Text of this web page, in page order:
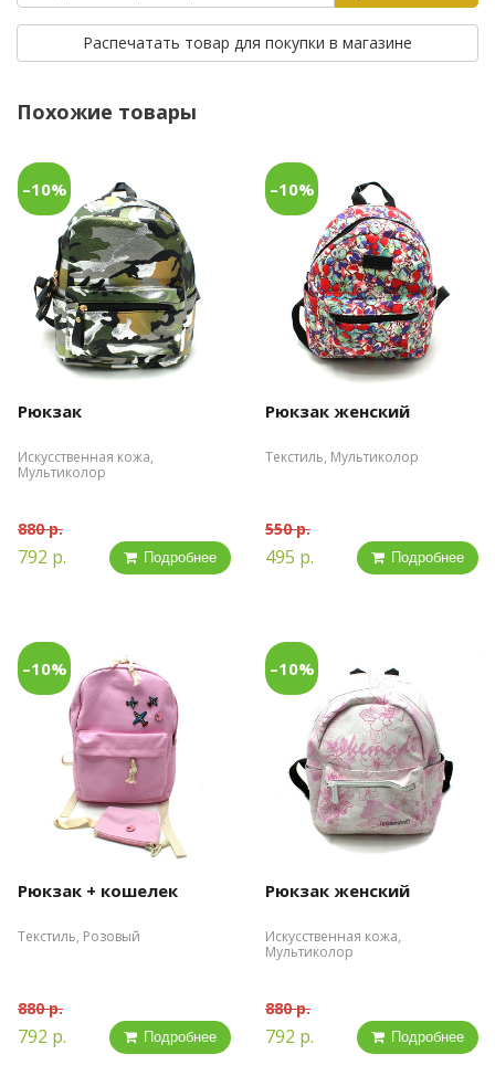
Распечатать товар для покупки в магазине
Похожие товары
–10%
Рюкзак
Искусственная кожа,
Мультиколор
880 р.
792 р. Подробнее
–10%
Рюкзак женский
Текстиль, Мультиколор
550 р.
495 р. Подробнее
–10%
Рюкзак + кошелек
Текстиль, Розовый
880 р.
792 р. Подробнее
–10%
Рюкзак женский
Искусственная кожа,
Мультиколор
880 р.
792 р. Подробнее